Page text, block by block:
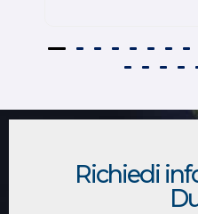
Richiedi